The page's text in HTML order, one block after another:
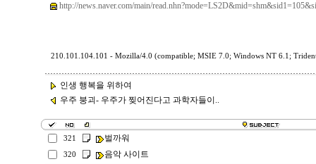
http://news.naver.com/main/
210.101.104.101 - Mozilla/4.0 (compatible; MSIE 7.0; Windows NT 6.1;
인생 행복을 위하여
우주 붕괴- 우주가 찢어진다고 과학자들이..
321 벌까워
320 음악 사이트